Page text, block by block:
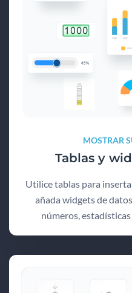
MOSTRAR
Tablas y
Utilice tablas para
añada widgets de
números,